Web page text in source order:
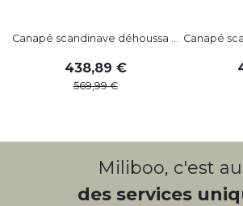
Canapé scandinave déhoussa ...
438,89
569,99
Canapé
Miliboo, c'est
des services